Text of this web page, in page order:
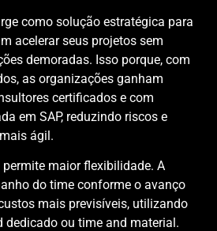
como solução estratégica para
acelerar seus projetos sem
demoradas. Isso porque, com
as organizações ganham
certificados e com
em SAP, reduzindo riscos e
ágil.
maior flexibilidade. A
do time conforme o avanço
mais previsíveis, utilizando
ou time and material.